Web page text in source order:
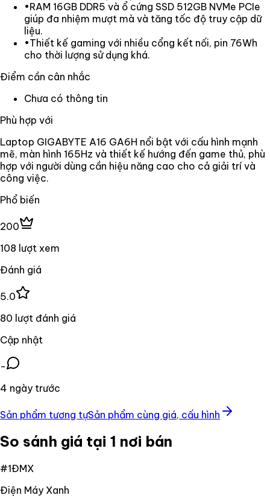
•RAM 16GB DDR5 và ổ cứng SSD 512GB NVMe PCIe
giúp đa nhiệm mượt mà và tăng tốc độ truy cập dữ
liệu.
•Thiết kế gaming với nhiều cổng kết nối, pin 76Wh
cho thời lượng sử dụng khá.
Điểm cần cân nhắc
Chưa có thông tin
Phù hợp với
Laptop GIGABYTE A16 GA6H nổi bật với cấu hình mạnh
mẽ, màn hình 165Hz và thiết kế hướng đến game thủ, phù
hợp với người dùng cần hiệu năng cao cho cả giải trí và
công việc.
Phổ biến
200
108 lượt xem
Đánh giá
5.0
80 lượt đánh giá
Cập nhật
-
4 ngày trước
Sản phẩm tương tựSản phẩm cùng giá, cấu hình
So sánh giá tại 1 nơi bán
#1ĐMX
Điện Máy Xanh